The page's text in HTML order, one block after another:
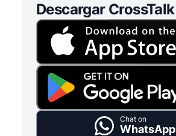
Descargar CrossTalk
Chat on
WhatsApp